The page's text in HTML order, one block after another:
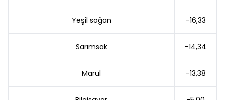
Yeşil soğan -16,33
Sarımsak -14,34
Marul -13,38